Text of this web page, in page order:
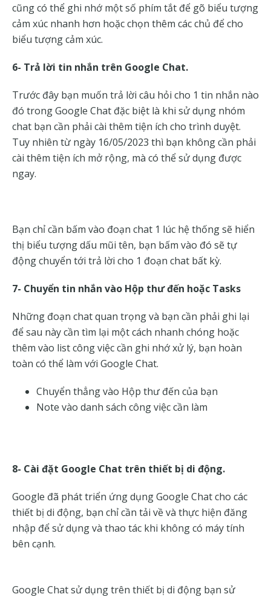
cũng có thể ghi nhớ một số phím tắt để gõ biểu tượng
cảm xúc nhanh hơn hoặc chọn thêm các chủ để cho
biểu tượng cảm xúc.
6- Trả lời tin nhắn trên Google Chat.
Trước đây bạn muốn trả lời câu hỏi cho 1 tin nhắn nào
đó trong Google Chat đặc biệt là khi sử dụng nhóm
chat bạn cần phải cài thêm tiện ích cho trình duyệt.
Tuy nhiên từ ngày 16/05/2023 thì bạn không cần phải
cài thêm tiện ích mở rộng, mà có thể sử dụng được
ngay.
Bạn chỉ cần bấm vào đoạn chat 1 lúc hệ thống sẽ hiển
thị biểu tượng dấu mũi tên, bạn bấm vào đó sẽ tự
động chuyển tới trả lời cho 1 đoạn chat bất kỳ.
7- Chuyển tin nhắn vào Hộp thư đến hoặc Tasks
Những đoạn chat quan trọng và bạn cần phải ghi lại
để sau này cần tìm lại một cách nhanh chóng hoặc
thêm vào list công việc cần ghi nhớ xử lý, bạn hoàn
toàn có thể làm với Google Chat.
Chuyển thẳng vào Hộp thư đến của bạn
Note vào danh sách công việc cần làm
8- Cài đặt Google Chat trên thiết bị di động.
Google đã phát triển ứng dụng Google Chat cho các
thiết bị di động, bạn chỉ cần tải về và thực hiện đăng
nhập để sử dụng và thao tác khi không có máy tính
bên cạnh.
Google Chat sử dụng trên thiết bị di động bạn sử